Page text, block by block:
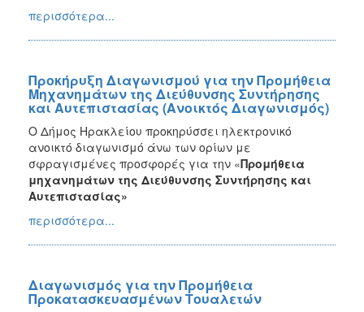
2015
ΤΟΠΟΣ
ΠΟΛΙΤΙΣΜΟΣ
ΑΝΘΕΚΤΙΚΗ
περισσότερα...
Προκήρυξη Διαγωνισμού για την Προμήθεια
Μηχανημάτων της Διεύθυνσης Συντήρησης
και Αυτεπιστασίας (Ανοικτός Διαγωνισμός)
Ο Δήμος Ηρακλείου προκηρύσσει ηλεκτρονικό
ανοικτό διαγωνισμό άνω των ορίων με
σφραγισμένες προσφορές για την «Προμήθεια
μηχανημάτων της Διεύθυνσης Συντήρησης και
Αυτεπιστασίας»
περισσότερα...
Διαγωνισμός για την Προμήθεια
Προκατασκευασμένων Τουαλετών